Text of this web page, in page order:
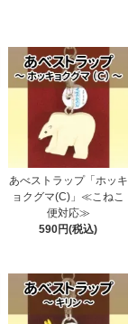
あべストラップ「ホッキ
ョクグマ(C)」≪こねこ
便対応≫
590円(税込)